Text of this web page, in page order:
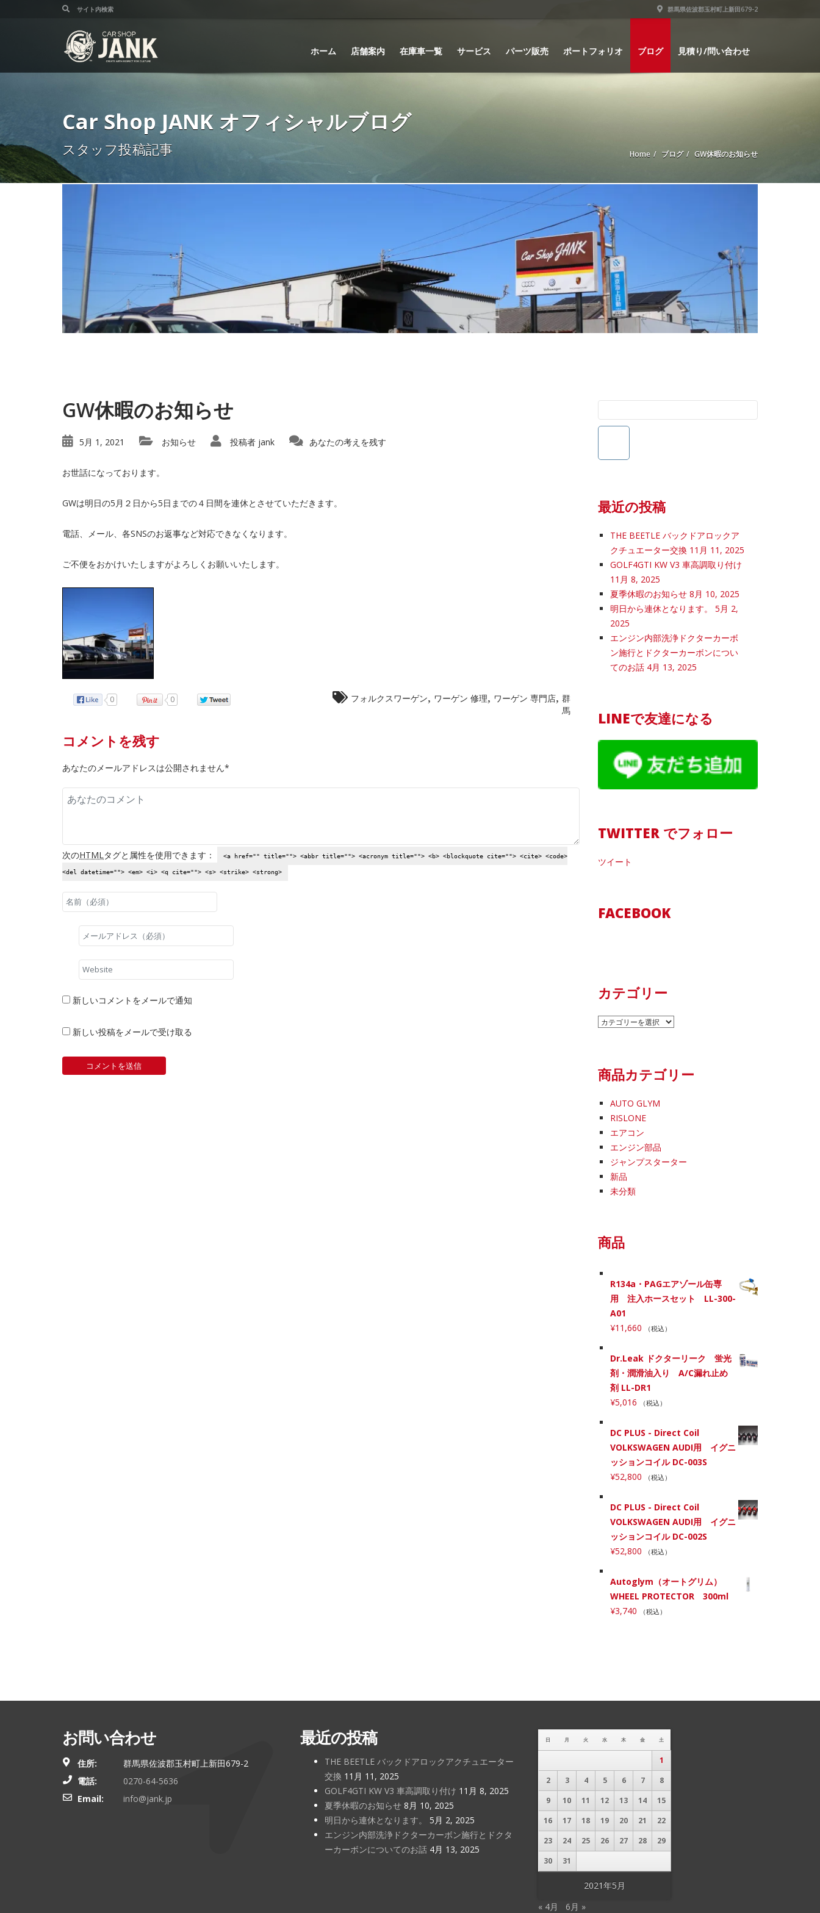
群馬県佐波郡玉村町上新田679-2
ホーム 店舗案内 在庫車一覧 サービス パーツ販売 ポートフォリオ ブログ 見積り/問い合わせ
Car Shop JANK オフィシャルブログ
スタッフ投稿記事 Home ブログ GW休暇のお知らせ
GW休暇のお知らせ
5月 1, 2021 お知らせ 投稿者 jank あなたの考えを残す
お世話になっております。
GWは明日の5月２日から5日までの４日間を連休とさせていただきます。
電話、メール、各SNSのお返事など対応できなくなります。
ご不便をおかけいたしますがよろしくお願いいたします。
0 0 フォルクスワーゲン ワーゲン 修理 ワーゲン 専門店, 群
馬
コメントを残す
あなたのメールアドレスは公開されません*
次のHTML タグと属性を使用できます： <a href="" title=""> <abbr title=""> <acronym title=""> <b> <blockquote cite=""> <cite> <code>
<del datetime=""> <em> <i> <q cite=""> <s> <strike> <strong>
新しいコメントをメールで通知
新しい投稿をメールで受け取る
最近の投稿
THE BEETLE バックドアロックア
クチュエーター交換 11月 11, 2025
GOLF4GTI KW V3 車高調取り付け
11月 8, 2025
夏季休暇のお知らせ 8月 10, 2025
明日から連休となります。
5月 2,
2025
エンジン内部洗浄ドクターカーボ
ン施行とドクターカーボンについ
てのお話 4月 13, 2025
LINEで友達になる
TWITTER でフォロー
ツイート
FACEBOOK
カテゴリー
カ
リ
ー
商品カテゴリー
AUTO GLYM
RISLONE
エアコン
エンジン部品
ジャンプスターター
新品
未分類
商品
R134a・PAGエアゾール缶専
用 注入ホースセット LL-300-
A01
¥11,660 （税込）
Dr.Leak ドクターリーク 蛍光
剤・潤滑油入り A/C漏れ止め
剤 LL-DR1
¥5,016 （税込）
DC PLUS - Direct Coil
VOLKSWAGEN AUDI用 イグニ
ッションコイル DC-003S
¥52,800 （税込）
DC PLUS - Direct Coil
VOLKSWAGEN AUDI用 イグニ
ッションコイル DC-002S
¥52,800 （税込）
Autoglym（オートグリム）
WHEEL PROTECTOR 300ml
¥3,740 （税込）
お問い合わせ
住所:
群馬県佐波郡玉村町上新田679-2
電話:
0270-64-5636
Email:
info@jank.jp
最近の投稿
THE BEETLE バックドアロックアクチュエーター
交換 11月 11, 2025
GOLF4GTI KW V3 車高調取り付け 11月 8, 2025
夏季休暇のお知らせ 8月 10, 2025
明日から連休となります。
5月 2, 2025
エンジン内部洗浄ドクターカーボン施行とドクタ
ーカーボンについてのお話 4月 13, 2025
2021年5月
日 月 火 水 木 金 土
1
2
3 4 5 6 7
8
9
10 11 12 13 14
15
16
17 18 19 20 21
22
23
24 25 26 27 28
29
30
31
« 4月 6月 »